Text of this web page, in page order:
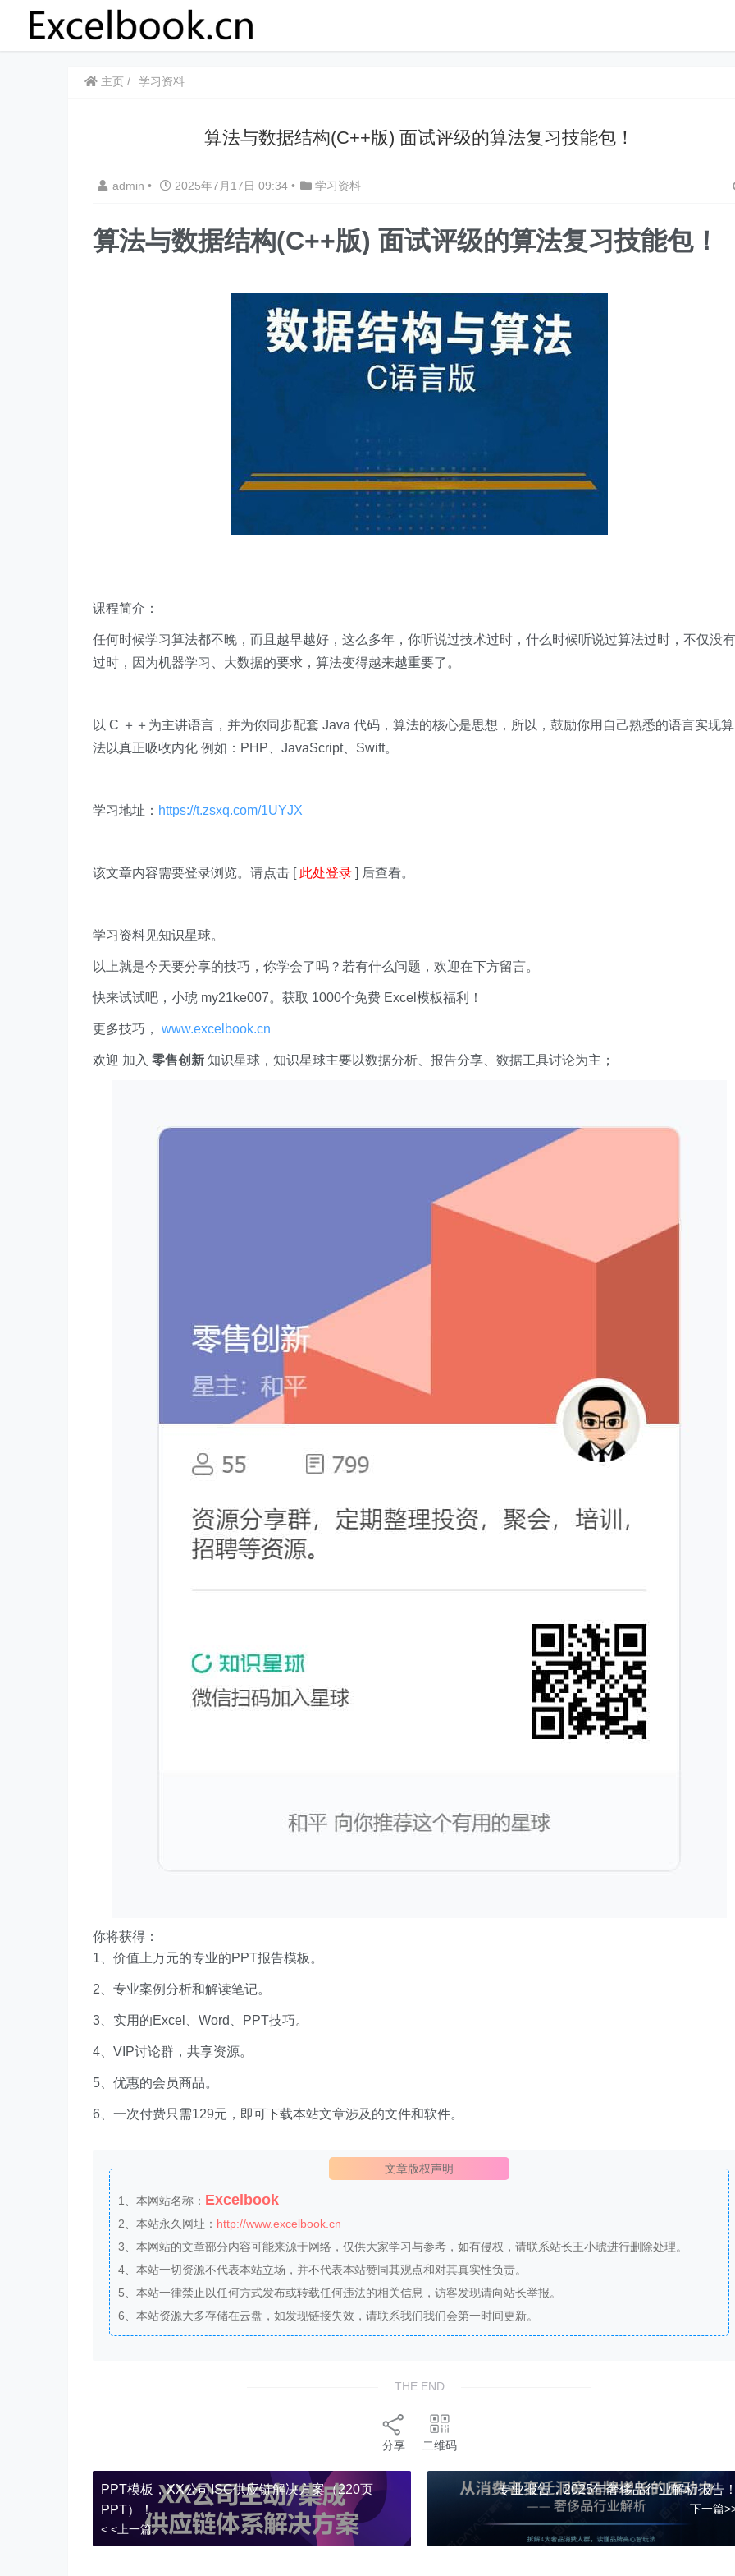
主页 学习资料
算法与数据结构(C++版) 面试评级的算法复习技能包！
admin • 2025年7月17日 09:34 • 学习资料
算法与数据结构(C++版) 面试评级的算法复习技能包！
课程简介：
任何时候学习算法都不晚，而且越早越好，这么多年，你听说过技术过时，什么时候听说过算法过时，不仅没有
过时，因为机器学习、大数据的要求，算法变得越来越重要了。
以 C ＋＋为主讲语言，并为你同步配套 Java 代码，算法的核心是思想，所以，鼓励你用自己熟悉的语言实现算
法以真正吸收内化 例如：PHP、JavaScript、Swift。
学习地址： https://t.zsxq.com/1UYJX
该文章内容需要登录浏览。请点击 [ 此处登录 ] 后查看。
学习资料见知识星球。
以上就是今天要分享的技巧，你学会了吗？若有什么问题，欢迎在下方留言。
快来试试吧，小琥 my21ke007。获取 1000个免费 Excel模板福利​​​​！
更多技巧， www.excelbook.cn
欢迎 加入 零售创新 知识星球，知识星球主要以数据分析、报告分享、数据工具讨论为主；
你将获得：
1、价值上万元的专业的PPT报告模板。
2、专业案例分析和解读笔记。
3、实用的Excel、Word、PPT技巧。
4、VIP讨论群，共享资源。
5、优惠的会员商品。
6、一次付费只需129元，即可下载本站文章涉及的文件和软件。
文章版权声明
1、本网站名称： Excelbook
2、本站永久网址： http://www.excelbook.cn
3、本网站的文章部分内容可能来源于网络，仅供大家学习与参考，如有侵权，请联系站长王小琥进行删除处理。
4、本站一切资源不代表本站立场，并不代表本站赞同其观点和对其真实性负责。
5、本站一律禁止以任何方式发布或转载任何违法的相关信息，访客发现请向站长举报。
6、本站资源大多存储在云盘，如发现链接失效，请联系我们我们会第一时间更新。
THE END
分享 二维码
PPT模板，XX公司ISC供应链解决方案（220页
PPT）！
< <上一篇
专业报告，2025年奢侈品行业解析报告
下一篇